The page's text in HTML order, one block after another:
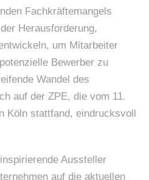
Fachkräftemangels
Herausforderung,
um Mitarbeiter
Bewerber zu
Wandel des
auf der ZPE, die vom 11.
Köln stattfand, eindrucksvoll
Aussteller
auf die aktuellen